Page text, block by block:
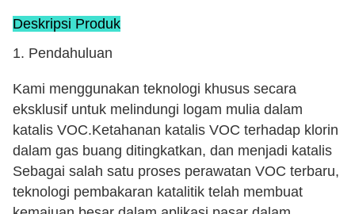
Deskripsi Produk
1. Pendahuluan
Kami menggunakan teknologi khusus secara
eksklusif untuk melindungi logam mulia dalam
katalis VOC.Ketahanan katalis VOC terhadap klorin
dalam gas buang ditingkatkan, dan menjadi katalis
tahan klorin dengan stabilitas tinggi.
Sebagai salah satu proses perawatan VOC terbaru,
teknologi pembakaran katalitik telah membuat